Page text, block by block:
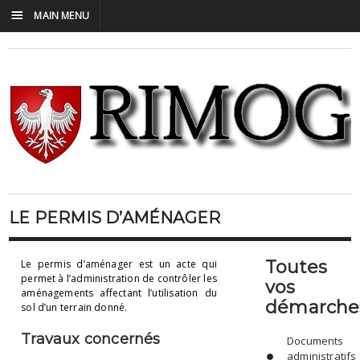
LE PERMIS D’AMÉNAGER
Le permis d’aménager est un acte qui
permet à l’administration de contrôler les
aménagements affectant l’utilisation du
sol d’un terrain donné.
Travaux concernés
Toutes
vos
Documents
administratifs
☰ MAIN MENU